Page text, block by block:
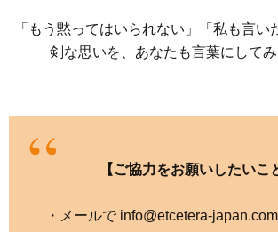
「もう黙ってはいられない」「私も言い
剣な思いを、あなたも言葉にして
【ご協力をお願いしたいこ
・メールで info@etcetera-